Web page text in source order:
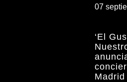
07
‘El